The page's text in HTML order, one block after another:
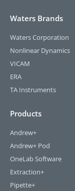
Waters Brands
Waters Corporation
Nonlinear Dynamics
VICAM
ERA
TA Instruments
Products
Andrew+
Andrew+ Pod
OneLab Software
Extraction+
Pipette+